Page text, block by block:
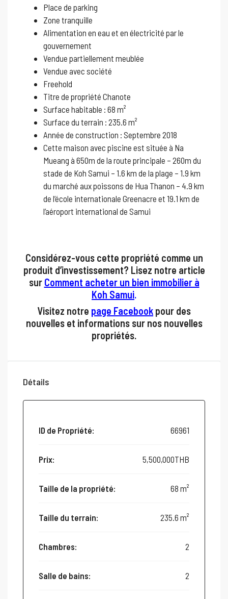
Place de parking
Zone tranquille
Alimentation en eau et en électricité par le
gouvernement
Vendue partiellement meublée
Vendue avec société
Freehold
Titre de propriété Chanote
Surface habitable : 68 m²
Surface du terrain : 235.6 m²
Année de construction : Septembre 2018
Cette maison avec piscine est située à Na
Mueang à 650m de la route principale – 260m du
stade de Koh Samui – 1.6 km de la plage – 1.9 km
du marché aux poissons de Hua Thanon – 4.9 km
de l’école internationale Greenacre et 19.1 km de
l’aéroport international de Samui
Considérez-vous cette propriété comme un
produit d’investissement? Lisez notre article
sur Comment acheter un bien immobilier à
Koh Samui.
Visitez notre page Facebook pour des
nouvelles et informations sur nos nouvelles
propriétés.
Détails
ID de Propriété: 66961
Prix: 5,500,000THB
Taille de la propriété: 68 m²
Taille du terrain: 235.6 m²
Chambres: 2
Salle de bains: 2